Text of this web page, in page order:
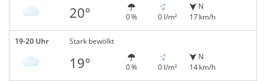
20° 0 % 0 l/m²
N
17 km/h
19-20 Uhr Stark bewölkt
19° 0 % 0 l/m²
N
14 km/h